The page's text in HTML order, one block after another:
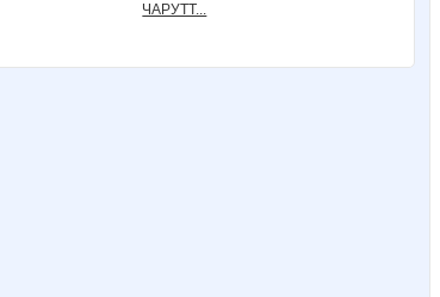
ЧАРУТТ...